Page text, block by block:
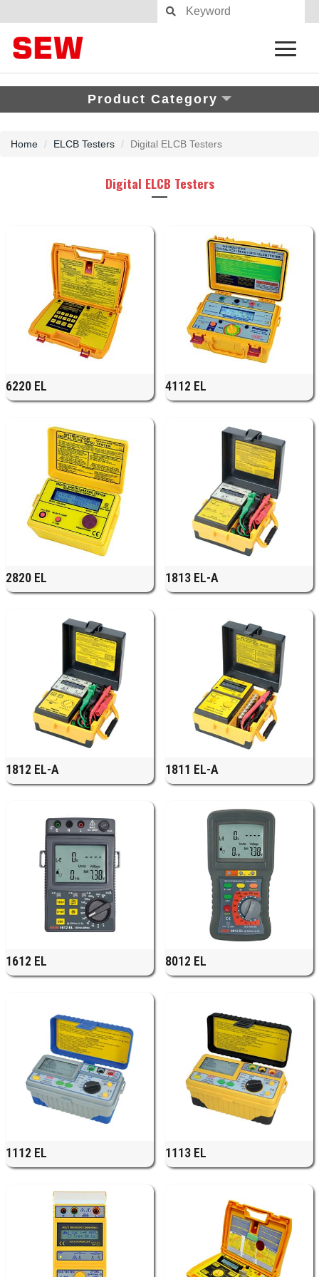
Product Category
Home ELCB Testers Digital ELCB Testers
Digital ELCB Testers
6220 EL 4112 EL
2820 EL 1813 EL-A
1812 EL-A 1811 EL-A
1612 EL 8012 EL
1112 EL 1113 EL